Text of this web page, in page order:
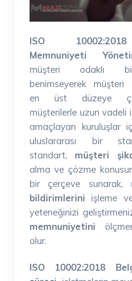
ISO
Memnuniyeti
müşteri odaklı
benimseyerek müşteri
en üst düzeye
müşterilerle uzun vadeli
amaçlayan kuruluşlar
uluslararası bir
standart, müşteri
alma ve çözme
bir çerçeve sunarak,
bildirimlerini işleme
yeteneğinizi
memnuniyetini
olur.
ISO 10002:2018